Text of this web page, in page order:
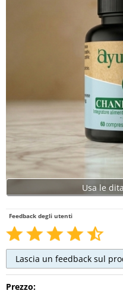
Usa le
Feedback degli utenti
Prezzo: